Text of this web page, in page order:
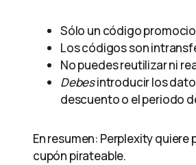
Sólo un código
Los códigos son
No puedes reutilizar ni
Debesintroducir los
descuento o el periodo
En resumen: Perplexity
cupón pirateable.